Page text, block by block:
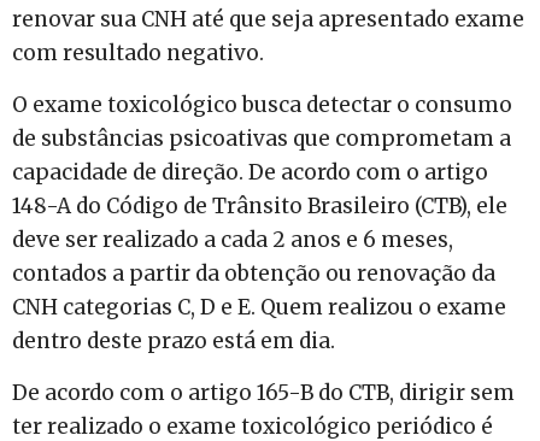
renovar sua CNH até que seja apresentado exame
com resultado negativo.
O exame toxicológico busca detectar o consumo
de substâncias psicoativas que comprometam a
capacidade de direção. De acordo com o artigo
148-A do Código de Trânsito Brasileiro (CTB), ele
deve ser realizado a cada 2 anos e 6 meses,
contados a partir da obtenção ou renovação da
CNH categorias C, D e E. Quem realizou o exame
dentro deste prazo está em dia.
De acordo com o artigo 165-B do CTB, dirigir sem
ter realizado o exame toxicológico periódico é